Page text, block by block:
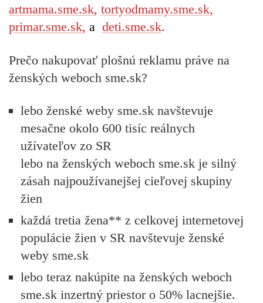
artmama.sme.sk, tortyodmamy.sme.sk,
primar.sme.sk, a deti.sme.sk.
Prečo nakupovať plošnú reklamu práve na
ženských weboch sme.sk?
lebo ženské weby sme.sk navštevuje
mesačne okolo 600 tisíc reálnych
užívateľov zo SR
lebo na ženských weboch sme.sk je silný
zásah najpoužívanejšej cieľovej skupiny
žien
každá tretia žena** z celkovej internetovej
populácie žien v SR navštevuje ženské
weby sme.sk
lebo teraz nakúpite na ženských weboch
sme.sk inzertný priestor o 50% lacnejšie.